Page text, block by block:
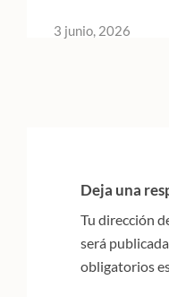
3 junio, 2026
lectores
Deja una
Tu dirección
será
obligatorios